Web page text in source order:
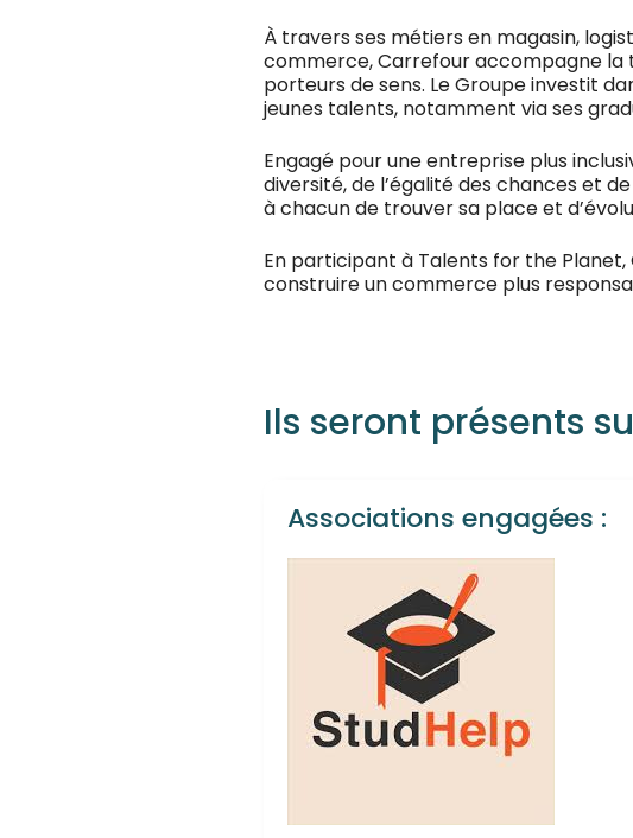
À travers ses métiers en magasin,
commerce, Carrefour accompagne
porteurs de sens. Le Groupe investit
jeunes talents, notamment via ses
Engagé pour une entreprise plus
diversité, de l’égalité des chances et
à chacun de trouver sa place et
En participant à Talents for the
construire un commerce plus
Ils seront présents
Associations engagées :